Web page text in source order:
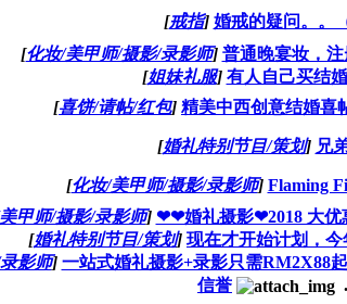
[戒指] 婚戒的疑问。。
[化妆/美甲师/摄影/录影师] 普通晚宴妆，注
[姐妹礼服] 有人自己买结
[喜饼/请帖/红包] 精美中西创意结婚喜
[婚礼特别节目/策划] 兄
[化妆/美甲师/摄影/录影师] Flaming
甲师/摄影/录影师] ❤❤婚礼摄影❤2018 大优
[婚礼特别节目/策划] 现在才开始计划，今
影师] 一站式婚礼摄影+录影只需RM2X88
信誉